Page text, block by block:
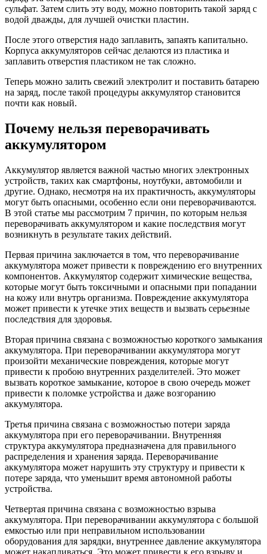
сульфат. Затем слить эту воду, можно повторить такой заряд с
водой дважды, для лучшей очистки пластин.
После этого отверстия надо заплавить, запаять капитально.
Корпуса аккумуляторов сейчас делаются из пластика и
заплавить отверстия пластиком не так сложно.
Теперь можно залить свежий электролит и поставить батарею
на заряд, после такой процедуры аккумулятор становится
почти как новый.
Почему нельзя переворачивать
аккумулятором
Аккумулятор является важной частью многих электронных
устройств, таких как смартфоны, ноутбуки, автомобили и
другие. Однако, несмотря на их практичность, аккумуляторы
могут быть опасными, особенно если они переворачиваются.
В этой статье мы рассмотрим 7 причин, по которым нельзя
переворачивать аккумулятором и какие последствия могут
возникнуть в результате таких действий.
Первая причина заключается в том, что переворачивание
аккумулятора может привести к повреждению его внутренних
компонентов. Аккумулятор содержит химические вещества,
которые могут быть токсичными и опасными при попадании
на кожу или внутрь организма. Повреждение аккумулятора
может привести к утечке этих веществ и вызвать серьезные
последствия для здоровья.
Вторая причина связана с возможностью короткого замыкания
аккумулятора. При переворачивании аккумулятора могут
произойти механические повреждения, которые могут
привести к пробою внутренних разделителей. Это может
вызвать короткое замыкание, которое в свою очередь может
привести к поломке устройства и даже возгоранию
аккумулятора.
Третья причина связана с возможностью потери заряда
аккумулятора при его переворачивании. Внутренняя
структура аккумулятора предназначена для правильного
распределения и хранения заряда. Переворачивание
аккумулятора может нарушить эту структуру и привести к
потере заряда, что уменьшит время автономной работы
устройства.
Четвертая причина связана с возможностью взрыва
аккумулятора. При переворачивании аккумулятора с большой
емкостью или при неправильном использовании
оборудования для зарядки, внутреннее давление аккумулятора
может накапливаться. Это может привести к его взрыву и